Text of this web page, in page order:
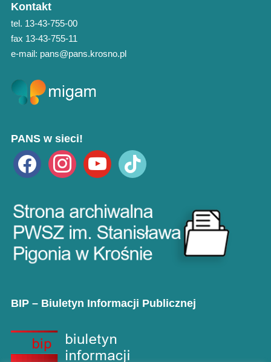
Kontakt
tel. 13-43-755-00
fax 13-43-755-11
e-mail: pans@pans.krosno.pl
PANS w sieci!
facebook instagramyoutube tiktok
BIP – Biuletyn Informacji Publicznej